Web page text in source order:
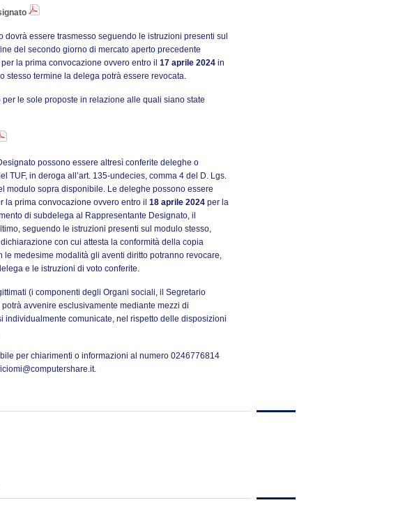
dovrà essere trasmesso seguendo le istruzioni presenti sul
del secondo giorno di mercato aperto precedente
per la prima convocazione ovvero entro il 17 aprile 2024 in
stesso termine la delega potrà essere revocata.
le sole proposte in relazione alle quali siano state
possono essere altresì conferite deleghe o
TUF, in deroga all’art. 135-undecies, comma 4 del D. Lgs.
modulo sopra disponibile. Le deleghe possono essere
la prima convocazione ovvero entro il 18 aprile 2024 per la
di subdelega al Rappresentante Designato, il
seguendo le istruzioni presenti sul modulo stesso,
con cui attesta la conformità della copia
le medesime modalità gli aventi diritto potranno revocare,
e le istruzioni di voto conferite.
(i componenti degli Organi sociali, il Segretario
avvenire esclusivamente mediante mezzi di
individualmente comunicate, nel rispetto delle disposizioni
per chiarimenti o informazioni al numero 0246776814